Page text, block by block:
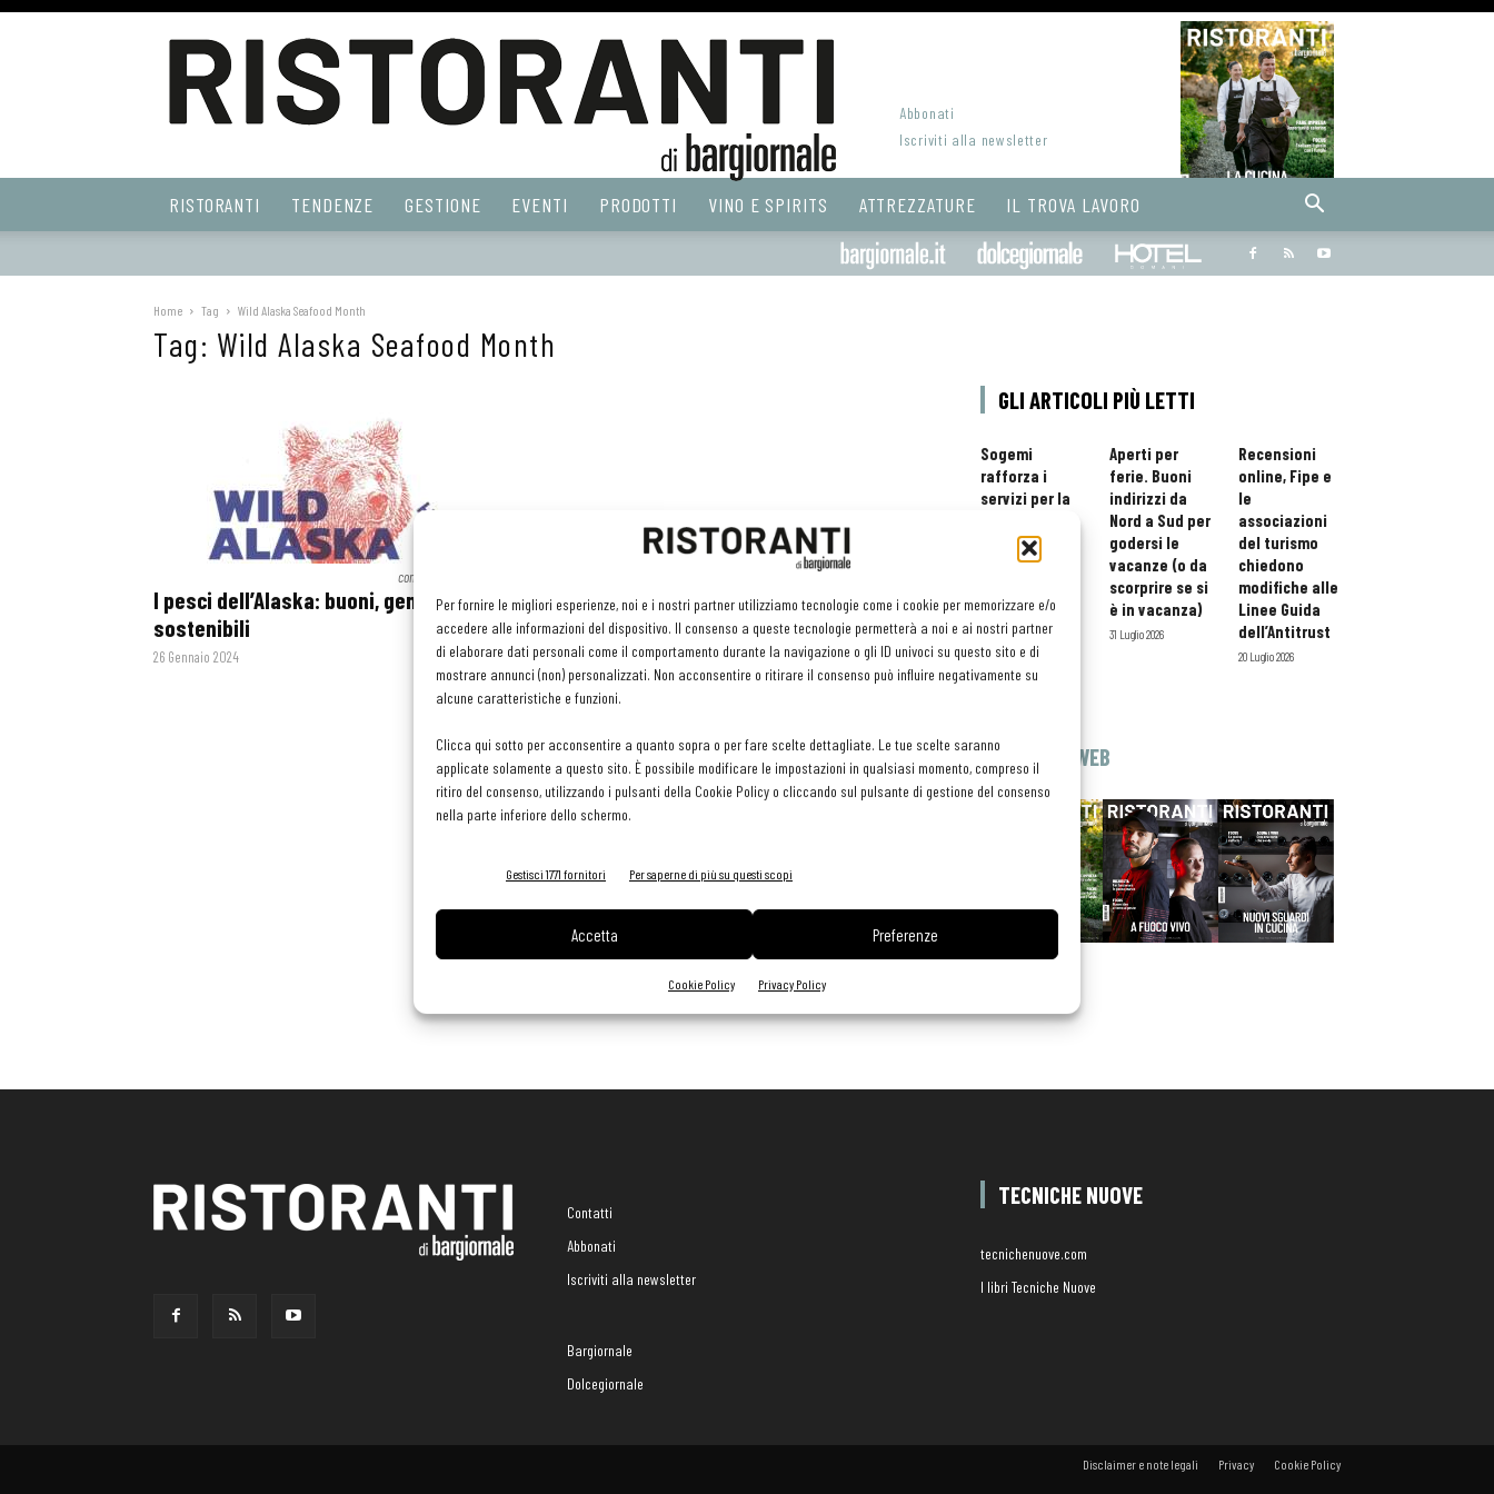
Per fornire le migliori esperienze, noi e i nostri partner utilizziamo tecnologie come i cookie per memorizzare e/o
accedere alle informazioni del dispositivo. Il consenso a queste tecnologie permetterà a noi e ai nostri partner
di elaborare dati personali come il comportamento durante la navigazione o gli ID univoci su questo sito e di
mostrare annunci (non) personalizzati. Non acconsentire o ritirare il consenso può influire negativamente su
alcune caratteristiche e funzioni.
Clicca qui sotto per acconsentire a quanto sopra o per fare scelte dettagliate. Le tue scelte saranno
applicate solamente a questo sito. È possibile modificare le impostazioni in qualsiasi momento, compreso il
ritiro del consenso, utilizzando i pulsanti della Cookie Policy o cliccando sul pulsante di gestione del consenso
nella parte inferiore dello schermo.
Gestisci 1771 fornitori Per saperne di più su questi scopi
Accetta Preferenze
Cookie Policy Privacy Policy
Web
Abbonati
Iscriviti alla newsletter
RISTORANTI TENDENZE GESTIONE EVENTI PRODOTTI VINO E SPIRITS ATTREZZATURE IL TROVA LAVORO
Bargiornale dolcegiornale
Home Tag Wild Alaska Seafood Month
Tag: Wild Alaska Seafood Month
contenuto sponsorizzato
I pesci dell’Alaska: buoni, genuini e
sostenibili
26 Gennaio 2024
GLI ARTICOLI PIÙ LETTI
Sogemi
rafforza i
servizi per la
orario esteso
e tessera
professionisti
HoReCa
29 Luglio 2026
Aperti per
ferie. Buoni
indirizzi da
Nord a Sud per
godersi le
vacanze (o da
scorprire se si
è in vacanza)
31 Luglio 2026
Recensioni
online, Fipe e
le
associazioni
del turismo
chiedono
modifiche alle
Linee Guida
dell’Antitrust
20 Luglio 2026
EDICOLA WEB
Contatti
Abbonati
Iscriviti alla newsletter
Bargiornale
Dolcegiornale
TECNICHE NUOVE
tecnichenuove.com
I libri Tecniche Nuove
Disclaimer e note legali Privacy Cookie Policy